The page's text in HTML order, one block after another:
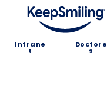
Intrane
t
Doctore
s